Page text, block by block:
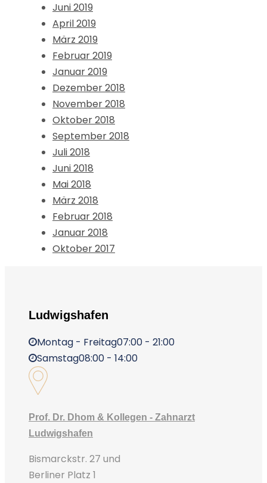
Juni 2019
April 2019
März 2019
Februar 2019
Januar 2019
Dezember 2018
November 2018
Oktober 2018
September 2018
Juli 2018
Juni 2018
Mai 2018
März 2018
Februar 2018
Januar 2018
Oktober 2017
Ludwigshafen
Montag - Freitag07:00 - 21:00
Samstag08:00 - 14:00
Prof. Dr. Dhom & Kollegen - Zahnarzt
Ludwigshafen
Bismarckstr. 27 und
Berliner Platz 1